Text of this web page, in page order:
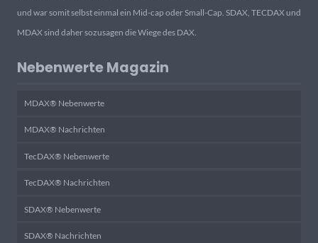
und war somit selbst einmal ein Mid-cap oder Small-Cap. SDAX, TECDAX und
MDAX sind daher sozusagen die Wiege des DAX.
Nebenwerte Magazin
MDAX® Nebenwerte
MDAX® Nachrichten
TecDAX® Nebenwerte
TecDAX® Nachrichten
SDAX® Nebenwerte
SDAX® Nachrichten